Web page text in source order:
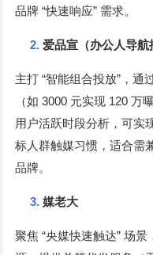
品牌“快速响应” 需求。
2. 爱品宣（办公人导航
主打 “智能组合投放” ，通
（如3000 元实现 120万
用户活跃时段分析，可实
标人群触媒习惯，适合需
品牌。
3.媒老大
聚焦 “央媒快速触达”场景